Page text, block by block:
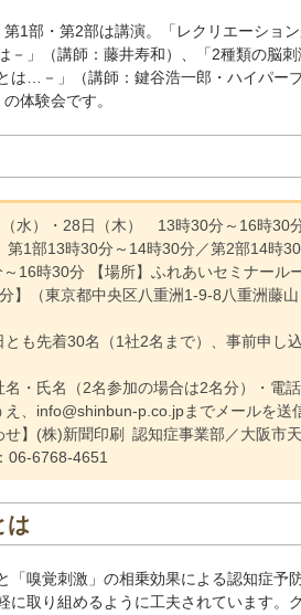
1部・第2部は講演。「レクリエーショ
－」（講師：藤井寿和）、「2種類の脳
は…－」（講師：鍵谷浩一郎・ハイパー
体験会です。
（水）・28日（木） 13時30分～16時30
第1部13時30分～14時30分／第2部14時
16時30分 【場所】ふれあいセミナール
】（東京都中央区八重洲1-9-8八重洲藤山
とも先着30名（1社2名まで）、事前申し
名・氏名（2名参加の場合は2名分）・電
、info@shinbun-p.co.jpまでメールを送
せ】(株)新聞印刷 認知症事業部／大阪市
06-6768-4651
は
「嗅覚刺激」の相乗効果による認知症予
に取り組めるように工夫されています。